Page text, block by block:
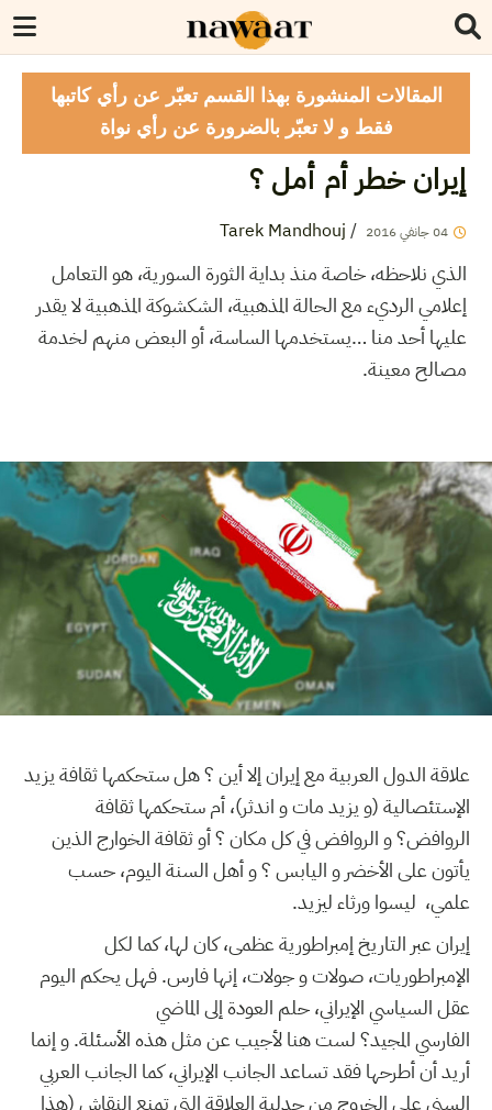
المقالات المنشورة بهذا القسم تعبّر عن رأي كاتبها
فقط و لا تعبّر بالضرورة عن رأي نواة
إيران خطر أم أمل ؟
04جانفي2016
/
Tarek Mandhouj
الذي نلاحظه، خاصة منذ بداية الثورة السورية، هو التعامل
إعلامي الرديء مع الحالة المذهبية، الشكشوكة المذهبية لا يقدر
عليها أحد منا …يستخدمها الساسة، أو البعض منهم لخدمة
مصالح معينة.
علاقة الدول العربية مع إيران إلا أين ؟ هل ستحكمها ثقافة يزيد
الإستئصالية (و يزيد مات و اندثر)، أم ستحكمها ثقافة
الروافض؟ و الروافض في كل مكان ؟ أو ثقافة الخوارج الذين
يأتون على الأخضر و اليابس ؟ و أهل السنة اليوم، حسب
علمي، ليسوا ورثاء ليزيد.
إيران عبر التاريخ إمبراطورية عظمى، كان لها، كما لكل
الإمبراطوريات، صولات و جولات، إنها فارس. فهل يحكم اليوم
عقل السياسي الإيراني، حلم العودة إلى الماضي
الفارسي المجيد؟ لست هنا لأجيب عن مثل هذه الأسئلة. و إنما
أريد أن أطرحها فقد تساعد الجانب الإيراني، كما الجانب العربي
السني على الخروج من جدلية العلاقة التي تمنع النقاش (هذا